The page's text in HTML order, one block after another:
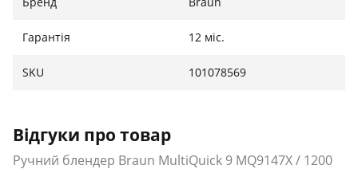
Гарантія 12 міс.
SKU 101078569
Відгуки про товар
Ручний блендер Braun MultiQuick 9 MQ9147X / 1200